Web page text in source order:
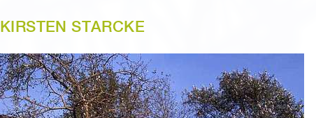
KIRSTEN STARCKE